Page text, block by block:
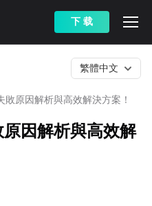
下 载
敗原因解析與高效解決方案！
繁體中文
因解析與高效解